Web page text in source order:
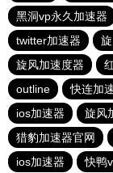
黑洞vp永久加速器
twitter加速器
旋风加速度器
outline
快连加
ios加速器
旋风
猎豹加速器官网
ios加速器
快鸭